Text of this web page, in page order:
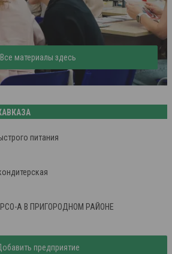
Все материалы здесь
питания
А В ПРИГОРОДНОМ РАЙОНЕ
предприятие